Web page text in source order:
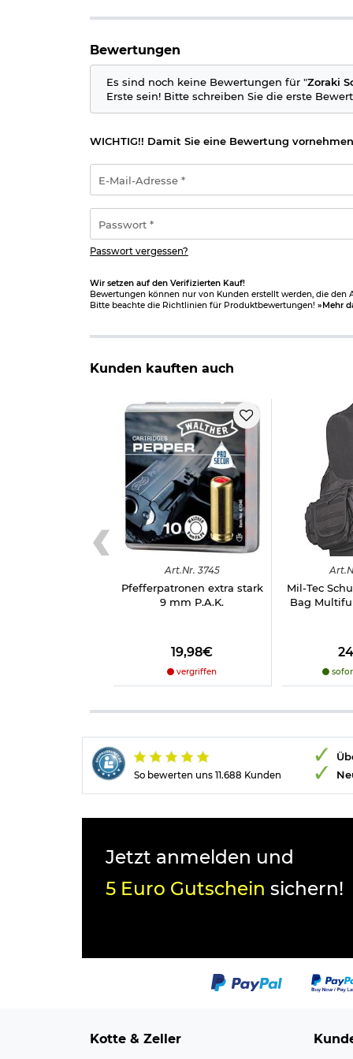
Marke: Zoraki
Details zu Pobjeda Steel Blitz Knallpatronen 9mm
Kaliber: 9mm P.A.K.
Material: Stahlhülse
Menge: 50 Schuss
Wichtige waffenrechtliche Informationen: Artikel
Altersnachweiszusenden, sofern uns dieser
Bitte beachten Sie auch folgenden Link:
Knallpatronen Steel Blitz: Kotte & Zeller GmbH,
Zoraki 906: ESC GmbH, Am Rotbuehl 3, DE,
Bewertungen
Es sind noch keine Bewertungen für "Zoraki
Erste sein! Bitte schreiben Sie die erste
WICHTIG!! Damit Sie eine Bewertung
Mail-
Adresse
*
Passwort vergessen?
Wir setzen auf den Verifizierten Kauf!
Bewertungen können nur von Kunden erstellt werden, die den
Bitte beachte die Richtlinien für Produktbewertungen! »Mehr
Kunden kauften auch
Art.Nr. 3745
Pfefferpatronen extra stark
9 mm P.A.K.
19,98€
vergriffen
Art.
Mil-Tec
Bag
So bewerten uns 11.688 Kunden
Jetzt anmelden und
5 Euro Gutschein sichern!
Kotte & Zeller